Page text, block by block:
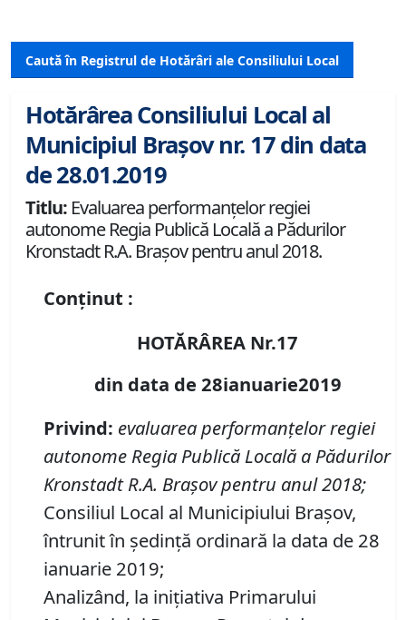
Caută în Registrul de Hotărâri ale Consiliului Local
Hotărârea Consiliului Local al
Municipiul Brașov nr. 17 din data
de 28.01.2019
Titlu: Evaluarea performanţelor regiei
autonome Regia Publică Locală a Pădurilor
Kronstadt R.A. Braşov pentru anul 2018.
Conținut :
HOTĂRÂREA Nr.17
din data de 28ianuarie2019
Privind: evaluarea performanţelor regiei
autonome Regia Publică Locală a Pădurilor
Kronstadt R.A. Braşov pentru anul 2018;
Consiliul Local al Municipiului Braşov,
întrunit în şedinţă ordinară la data de 28
ianuarie 2019;
Analizând, la iniţiativa Primarului